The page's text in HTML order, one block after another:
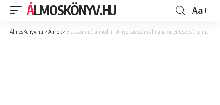
ÁLMOSKÖNYV.HU Aa
ÁlmosKönyv.hu > Álmok > 8-as számról álmodni – A nyolcas szám álmának jelentése és értelmezése